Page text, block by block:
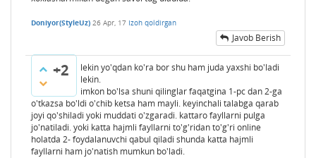
Doniyor(StyleUz) 26 Apr, 17 Izoh qoldirgan
Javob Berish
+2
lekin yo'qdan ko'ra bor shu ham juda yaxshi bo'ladi
lekin.
imkon bo'lsa shuni qilinglar faqatgina 1-pc dan 2-ga
o'tkazsa bo'ldi o'chib ketsa ham mayli. keyinchali talabga qarab
joyi qo'shiladi yoki muddati o'zgaradi. kattaro fayllarni pulga
jo'natiladi. yoki katta hajmli fayllarni to'g'ridan to'g'ri online
holatda 2- foydalanuvchi qabul qiladi shunda katta hajmli
fayllarni ham jo'natish mumkun bo'ladi.